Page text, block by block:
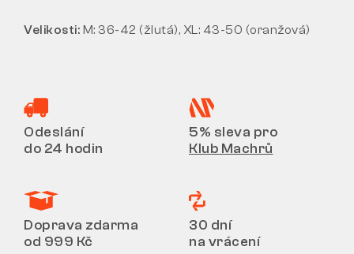
Velikosti: M: 36-42 (žlutá), XL: 43-50 (oranžová)
Odeslání
do 24 hodin
5% sleva pro
Klub Machrů
Doprava zdarma
od 999 Kč
30 dní
na vrácení